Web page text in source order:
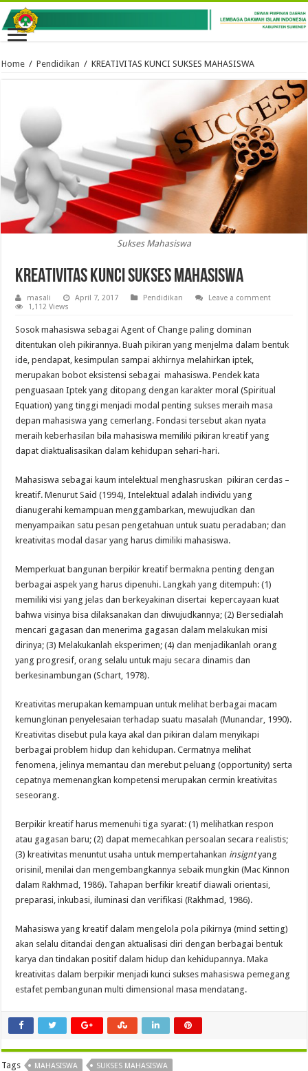
Home / Pendidikan / KREATIVITAS KUNCI SUKSES MAHASISWA
Sukses Mahasiswa
KREATIVITAS KUNCI SUKSES MAHASISWA
masali April 7, 2017 Pendidikan
Leave a comment
1,112 Views
Sosok mahasiswa sebagai Agent of Change paling dominan
ditentukan oleh pikirannya. Buah pikiran yang menjelma dalam bentuk
ide, pendapat, kesimpulan sampai akhirnya melahirkan iptek,
merupakan bobot eksistensi sebagai mahasiswa. Pendek kata
penguasaan Iptek yang ditopang dengan karakter moral (Spiritual
Equation) yang tinggi menjadi modal penting sukses meraih masa
depan mahasiswa yang cemerlang. Fondasi tersebut akan nyata
meraih keberhasilan bila mahasiswa memiliki pikiran kreatif yang
dapat diaktualisasikan dalam kehidupan sehari-hari.
Mahasiswa sebagai kaum intelektual menghasruskan pikiran cerdas –
kreatif. Menurut Said (1994), Intelektual adalah individu yang
dianugerahi kemampuan menggambarkan, mewujudkan dan
menyampaikan satu pesan pengetahuan untuk suatu peradaban; dan
kreativitas modal dasar yang harus dimiliki mahasiswa.
Memperkuat bangunan berpikir kreatif bermakna penting dengan
berbagai aspek yang harus dipenuhi. Langkah yang ditempuh: (1)
memiliki visi yang jelas dan berkeyakinan disertai kepercayaan kuat
bahwa visinya bisa dilaksanakan dan diwujudkannya; (2) Bersedialah
mencari gagasan dan menerima gagasan dalam melakukan misi
dirinya; (3) Melakukanlah eksperimen; (4) dan menjadikanlah orang
yang progresif, orang selalu untuk maju secara dinamis dan
berkesinambungan (Schart, 1978).
Kreativitas merupakan kemampuan untuk melihat berbagai macam
kemungkinan penyelesaian terhadap suatu masalah (Munandar, 1990).
Kreativitas disebut pula kaya akal dan pikiran dalam menyikapi
berbagai problem hidup dan kehidupan. Cermatnya melihat
fenomena, jelinya memantau dan merebut peluang (opportunity) serta
cepatnya memenangkan kompetensi merupakan cermin kreativitas
seseorang.
Berpikir kreatif harus memenuhi tiga syarat: (1) melihatkan respon
atau gagasan baru; (2) dapat memecahkan persoalan secara realistis;
(3) kreativitas menuntut usaha untuk mempertahankan insigntyang
orisinil, menilai dan mengembangkannya sebaik mungkin (Mac Kinnon
dalam Rakhmad, 1986). Tahapan berfikir kreatif diawali orientasi,
preparasi, inkubasi, iluminasi dan verifikasi (Rakhmad, 1986).
Mahasiswa yang kreatif dalam mengelola pola pikirnya (mind setting)
akan selalu ditandai dengan aktualisasi diri dengan berbagai bentuk
karya dan tindakan positif dalam hidup dan kehidupannya. Maka
kreativitas dalam berpikir menjadi kunci sukses mahasiswa pemegang
estafet pembangunan multi dimensional masa mendatang.
Tags MAHASISWA SUKSES MAHASISWA